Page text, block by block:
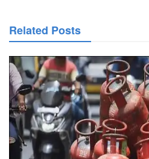
Related Posts